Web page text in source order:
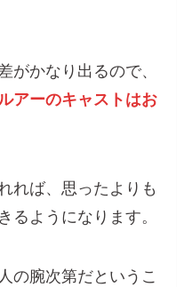
がかなり出るので、
アーのキャストはお
れば、思ったよりも
るようになります。
の腕次第だというこ